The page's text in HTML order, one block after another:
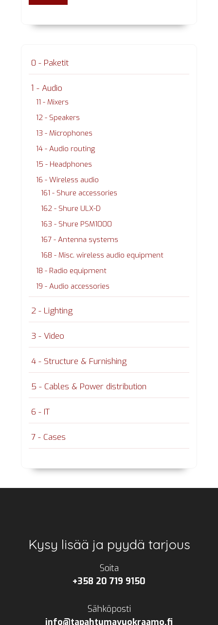
0 - Paketit
1 - Audio
11 - Mixers
12 - Speakers
13 - Microphones
14 - Audio routing
15 - Headphones
16 - Wireless audio
161 - Shure accessories
162 - Shure ULX-D
163 - Shure PSM1000
167 - Antenna systems
168 - Misc. wireless audio equipment
18 - Radio equipment
19 - Audio accessories
2 - Lighting
3 - Video
4 - Structure & Furnishing
5 - Cables & Power distribution
6 - IT
7 - Cases
Footer
Kysy lisää ja pyydä tarjous
Soita
+358 20 719 9150
Sähköposti
info@tapahtumavuokraamo.fi